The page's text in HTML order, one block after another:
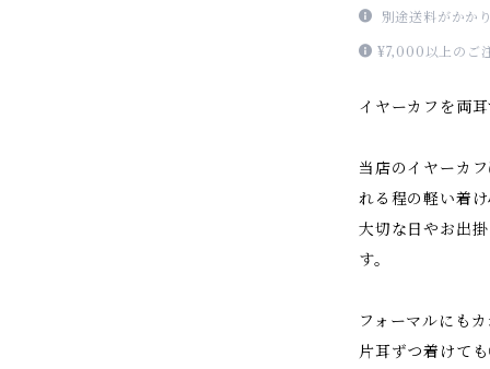
別途送料がかか
¥7,000以上のご
イヤーカフを両
当店のイヤーカ
れる程の軽い着
大切な日やお出
す。
フォーマルにも
片耳ずつ着けて